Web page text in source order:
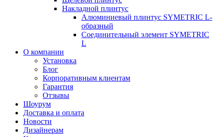
Накладной плинтус
Алюминиевый плинтус SYMETRIC L-
образный
Соединительный элемент SYMETRIC
L
О компании
Установка
Блог
Корпоративным клиентам
Гарантия
Отзывы
Шоурум
Доставка и оплата
Новости
Дизайнерам